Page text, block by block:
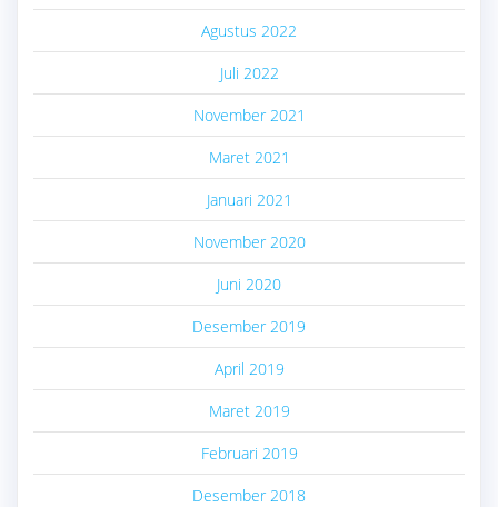
Agustus 2022
Juli 2022
November 2021
Maret 2021
Januari 2021
November 2020
Juni 2020
Desember 2019
April 2019
Maret 2019
Februari 2019
Desember 2018